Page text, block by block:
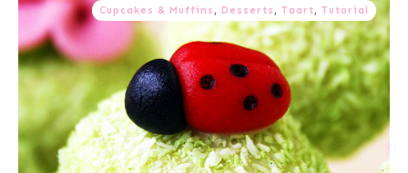
Cupcakes & Muffins , Desserts , Taart, Tutorial